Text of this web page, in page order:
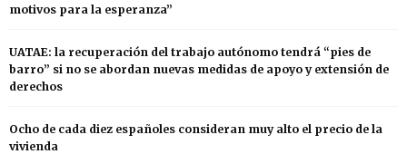
motivos para la esperanza”
UATAE: la recuperación del trabajo autónomo tendrá “pies de
barro” si no se abordan nuevas medidas de apoyo y extensión de
derechos
Ocho de cada diez españoles consideran muy alto el precio de la
vivienda